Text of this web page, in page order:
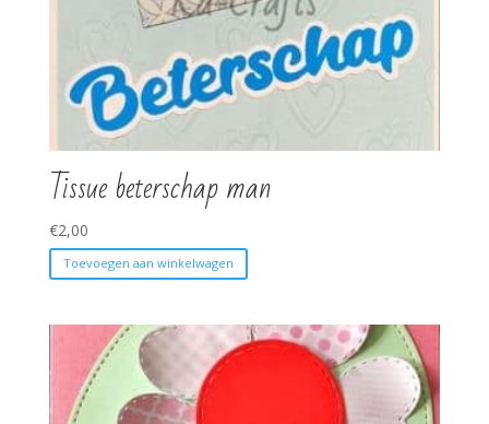
Tissue beterschap man
€2,00
Toevoegen aan winkelwagen